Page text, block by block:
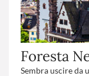
Foresta
Sembra uscire da